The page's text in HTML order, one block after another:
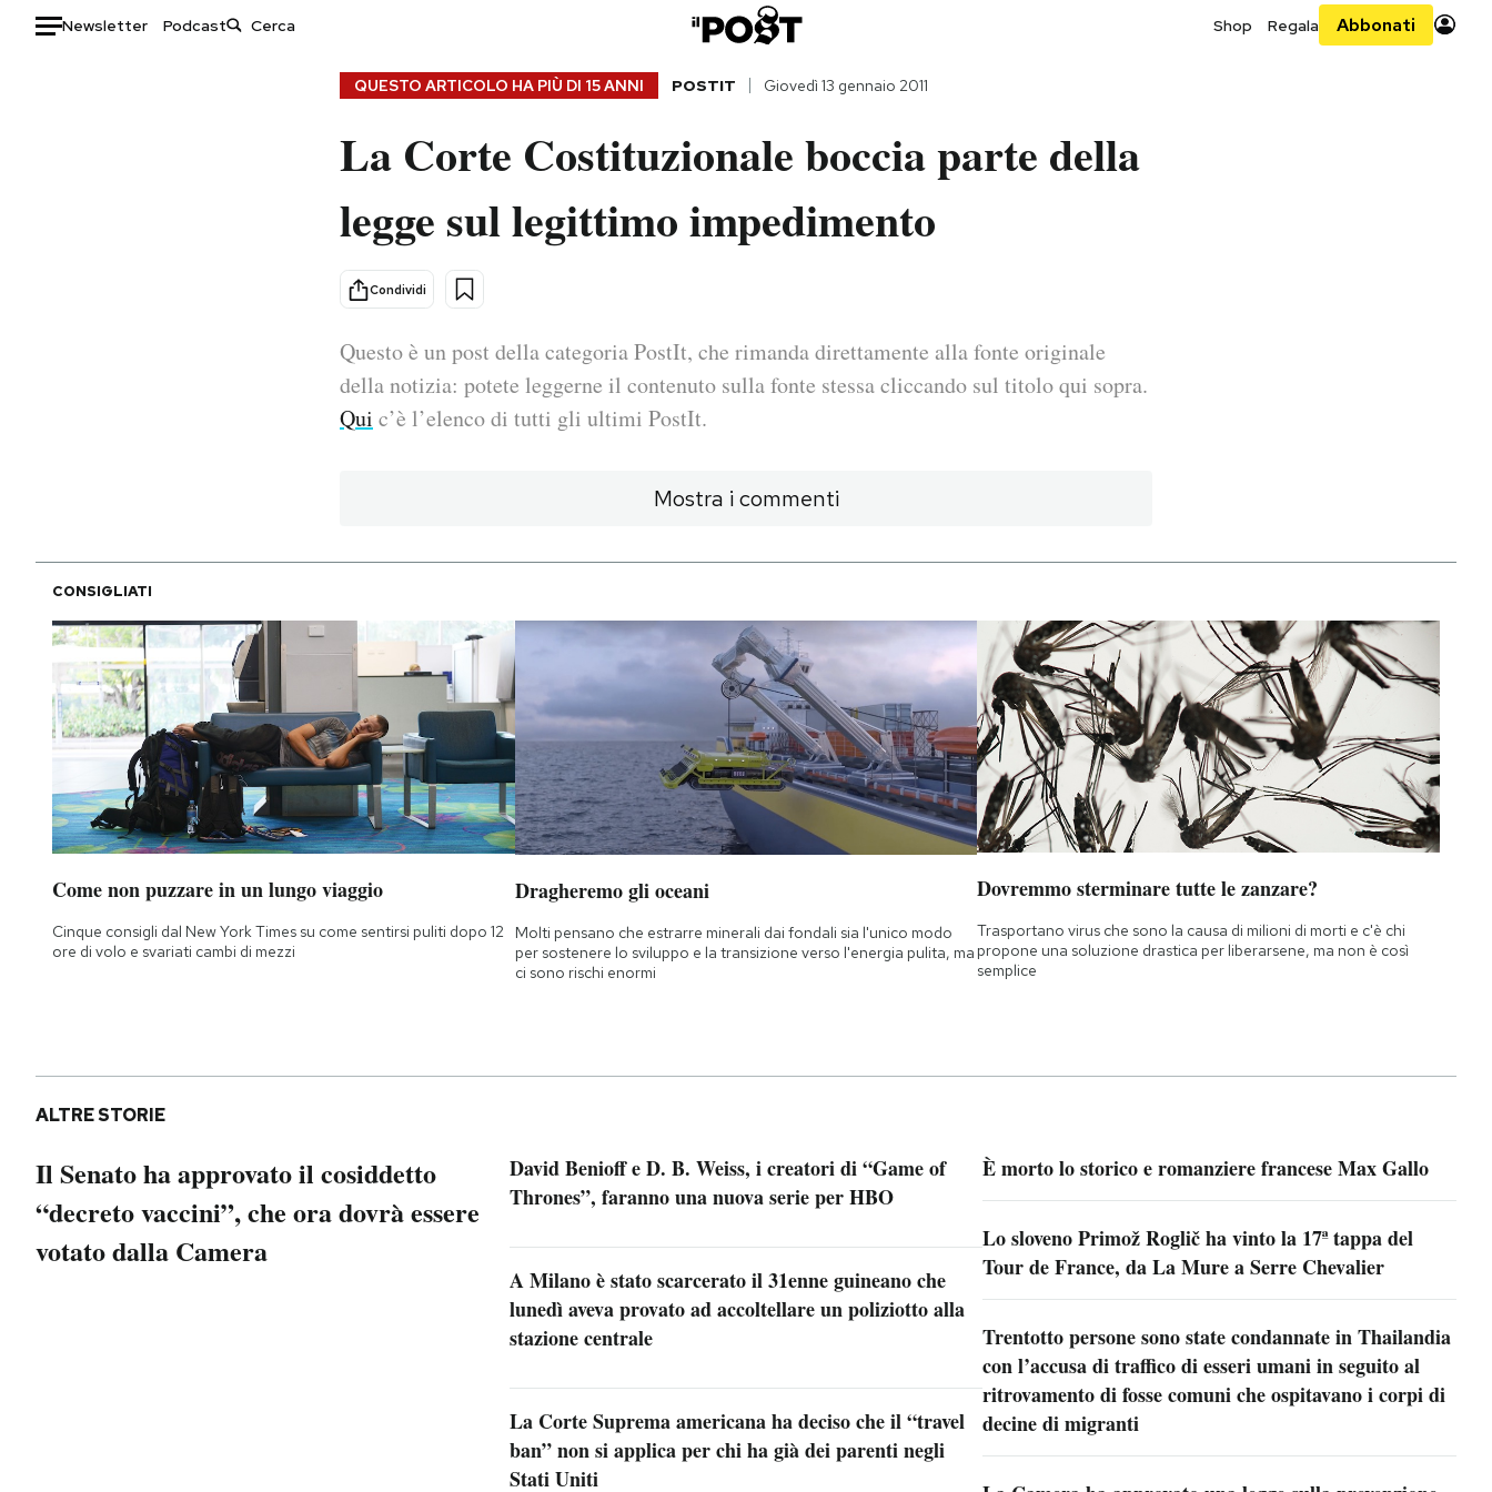
Newsletter Podcast Shop Regala Abbonati
Storie/Idee
Ok Boomer!
Altrecose
I MIEI PREFERITI
SHOP
CALENDARIO
AREA PERSONALE
Area Personale
QUESTO ARTICOLO HA PIÙ DI 15 ANNI POSTIT Giovedì 13 gennaio 2011
La Corte Costituzionale boccia parte della
legge sul legittimo impedimento
Condividi
Questo è un post della categoria PostIt, che rimanda direttamente alla fonte originale
della notizia: potete leggerne il contenuto sulla fonte stessa cliccando sul titolo qui sopra.
Qui c’è l’elenco di tutti gli ultimi PostIt.
Mostra i commenti
CONSIGLIATI
Come non puzzare in un lungo viaggio
Cinque consigli dal New York Times su come sentirsi puliti dopo 12
ore di volo e svariati cambi di mezzi
Dragheremo gli oceani
Molti pensano che estrarre minerali dai fondali sia l'unico modo
per sostenere lo sviluppo e la transizione verso l'energia pulita, ma
ci sono rischi enormi
Dovremmo sterminare tutte le zanzare?
Trasportano virus che sono la causa di milioni di morti e c'è chi
propone una soluzione drastica per liberarsene, ma non è così
semplice
ALTRE STORIE
Il Senato ha approvato il cosiddetto
“decreto vaccini”, che ora dovrà essere
votato dalla Camera
David Benioff e D. B. Weiss, i creatori di “Game of
Thrones”, faranno una nuova serie per HBO
A Milano è stato scarcerato il 31enne guineano che
lunedì aveva provato ad accoltellare un poliziotto alla
stazione centrale
La Corte Suprema americana ha deciso che il “travel
ban” non si applica per chi ha già dei parenti negli
Stati Uniti
È morto lo storico e romanziere francese Max Gallo
Lo sloveno Primož Roglič ha vinto la 17ª tappa del
Tour de France, da La Mure a Serre Chevalier
Trentotto persone sono state condannate in Thailandia
con l’accusa di traffico di esseri umani in seguito al
ritrovamento di fosse comuni che ospitavano i corpi di
decine di migranti